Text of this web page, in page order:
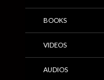
BOOKS
VIDEOS
AUDIOS